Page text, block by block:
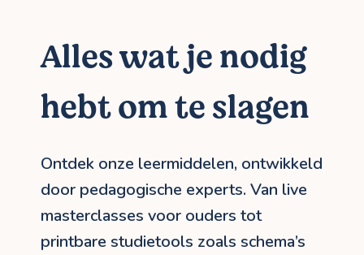
Alles wat je nodig
hebt om te slagen
Ontdek onze leermiddelen, ontwikkeld
door pedagogische experts. Van live
masterclasses voor ouders tot
printbare studietools zoals schema’s